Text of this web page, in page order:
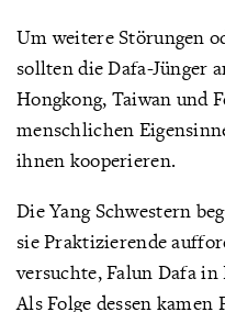
Um weitere Störungen
sollten die Dafa-Jünger
Hongkong, Taiwan und
menschlichen
ihnen kooperieren.
Die Yang Schwestern
sie Praktizierende
versuchte, Falun Dafa
Als Folge dessen